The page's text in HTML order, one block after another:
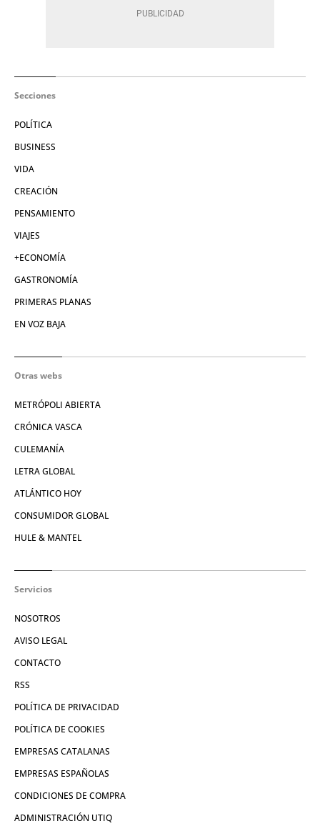
Secciones
POLÍTICA
BUSINESS
VIDA
CREACIÓN
PENSAMIENTO
VIAJES
+ECONOMÍA
GASTRONOMÍA
PRIMERAS PLANAS
EN VOZ BAJA
Otras webs
METRÓPOLI ABIERTA
CRÓNICA VASCA
CULEMANÍA
LETRA GLOBAL
ATLÁNTICO HOY
CONSUMIDOR GLOBAL
HULE & MANTEL
Servicios
NOSOTROS
AVISO LEGAL
CONTACTO
RSS
POLÍTICA DE PRIVACIDAD
POLÍTICA DE COOKIES
EMPRESAS CATALANAS
EMPRESAS ESPAÑOLAS
CONDICIONES DE COMPRA
ADMINISTRACIÓN UTIQ